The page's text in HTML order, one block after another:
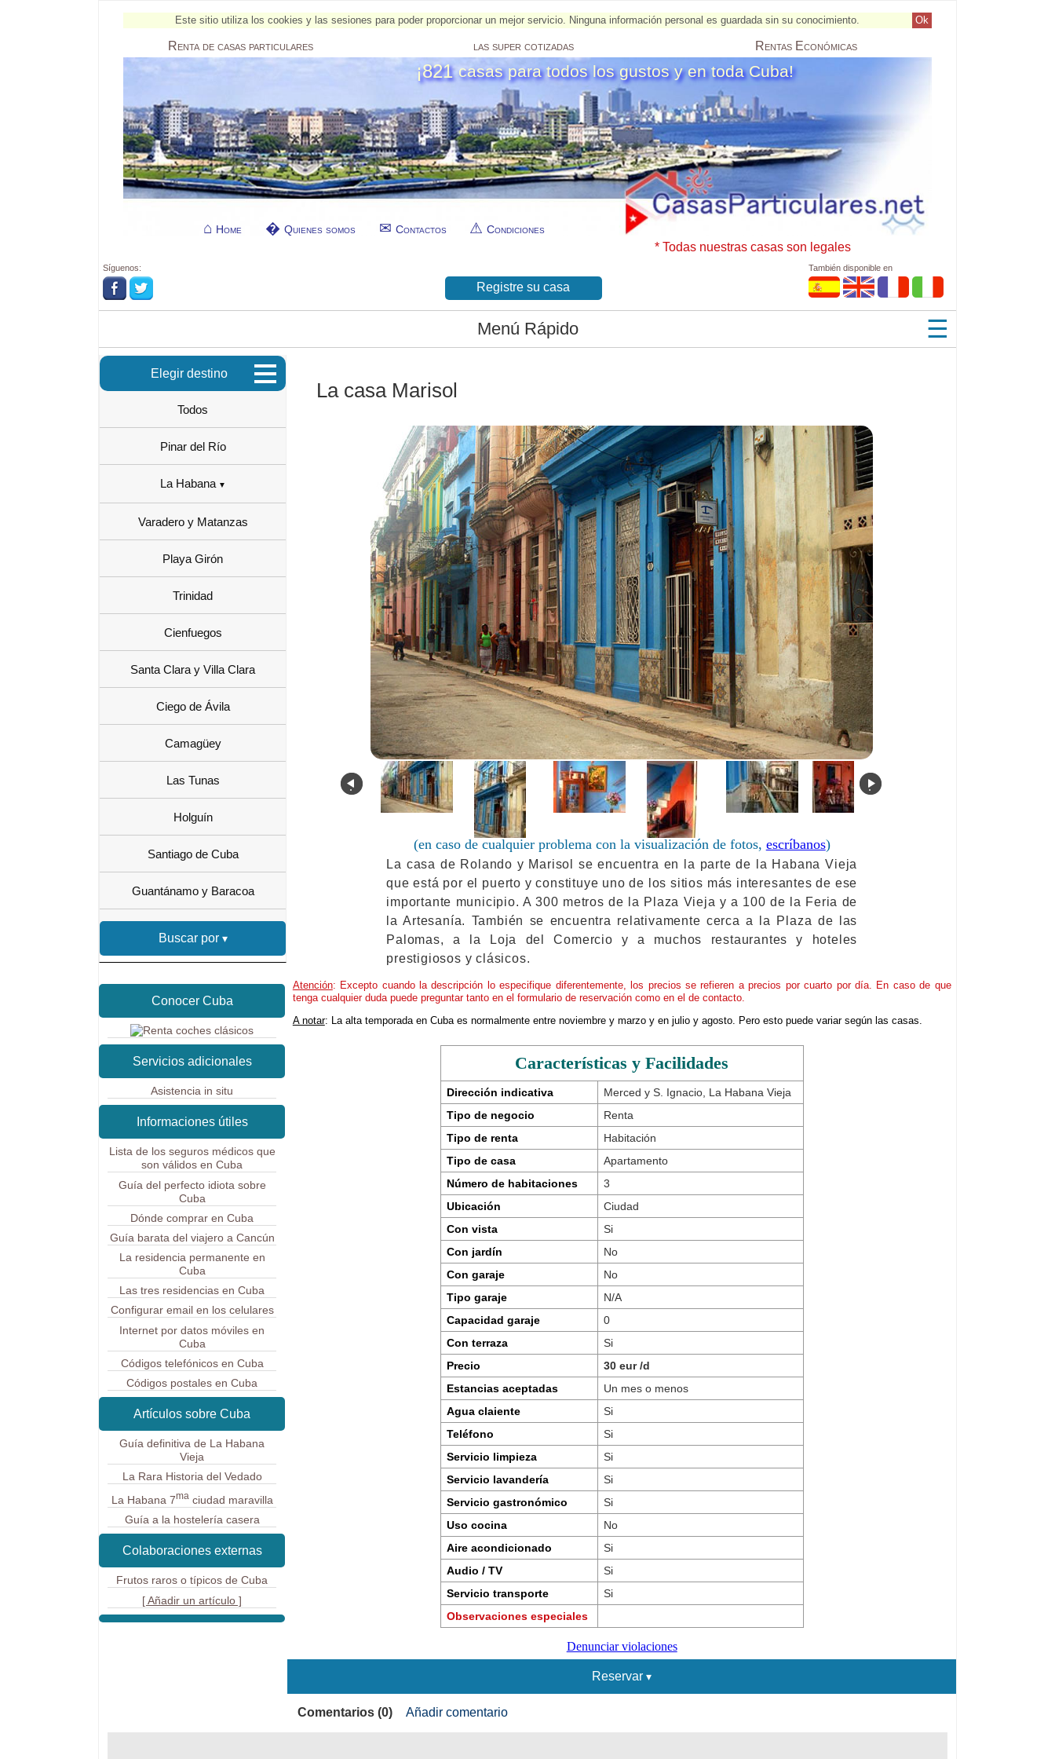
Ok
Este sitio utiliza los cookies y las sesiones para poder proporcionar un mejor servicio. Ninguna información personal es guardada sin su conocimiento.
Rentade casas particulares las super cotizadas Rentas Económicas
* Todas nuestras casas son legales
¡821casas para todos los gustos y en toda Cuba!
Home Quienes somos Contactos Condiciones
Síguenos:
Registre su casa
También disponible en
Menú Rápido ☰
Elegir destino
Todos
Pinar del Río
La Habana
Varadero y Matanzas
Playa Girón
Trinidad
Cienfuegos
Santa Clara y Villa Clara
Ciego de Ávila
Camagüey
Las Tunas
Holguín
Santiago de Cuba
Guantánamo y Baracoa
Buscar por
La casa Marisol
. .
(en caso de cualquier problema con la visualización de fotos, escríbanos)
La casa de Rolando y Marisol se encuentra en la parte de la Habana Vieja
que está por el puerto y constituye uno de los sitios más interesantes de ese
importante municipio. A 300 metros de la Plaza Vieja y a 100 de la Feria de
la Artesanía. También se encuentra relativamente cerca a la Plaza de las
Palomas, a la Loja del Comercio y a muchos restaurantes y hoteles
prestigiosos y clásicos.
Atención: Excepto cuando la descripción lo especifique diferentemente, los precios se refieren a precios por cuarto por día. En caso de que
tenga cualquier duda puede preguntar tanto en el formulario de reservación como en el de contacto.
A notar: La alta temporada en Cuba es normalmente entre noviembre y marzo y en julio y agosto. Pero esto puede variar según las casas.
Características y Facilidades
Dirección indicativa
Merced y S. Ignacio, La Habana Vieja
Tipo de negocio
Renta
Tipo de renta
Habitación
Tipo de casa
Apartamento
Número de habitaciones
3
Ubicación
Ciudad
Con vista
Si
Con jardín
No
Con garaje
No
Tipo garaje
N/A
Capacidad garaje
0
Con terraza
Si
Precio
30 eur /d
Estancias aceptadas
Un mes o menos
Agua claiente
Si
Teléfono
Si
Servicio limpieza
Si
Servicio lavandería
Si
Servicio gastronómico
Si
Uso cocina
No
Aire acondicionado
Si
Audio / TV
Si
Servicio transporte
Si
Observaciones especiales
Denunciar violaciones
Reservar
Comentarios (0) Añadir comentario
Conocer Cuba
Servicios adicionales
Asistencia in situ
Informaciones útiles
Lista de los seguros médicos que
son válidos en Cuba
Guía del perfecto idiota sobre
Cuba
Dónde comprar en Cuba
Guía barata del viajero a Cancún
La residencia permanente en
Cuba
Las tres residencias en Cuba
Configurar email en los celulares
Internet por datos móviles en
Cuba
Códigos telefónicos en Cuba
Códigos postales en Cuba
Artículos sobre Cuba
Guía definitiva de La Habana
Vieja
La Rara Historia del Vedado
La Habana 7maciudad maravilla
Guía a la hostelería casera
Colaboraciones externas
Frutos raros o típicos de Cuba
[ Añadir un artículo ]